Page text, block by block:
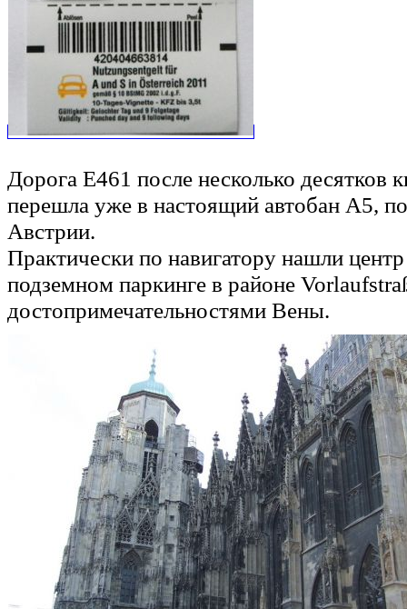
Дорога E461 после несколько десятков
перешла уже в настоящий автобан A5,
Австрии.
Практически по навигатору нашли
подземном паркинге в районе
достопримечательностями Вены.